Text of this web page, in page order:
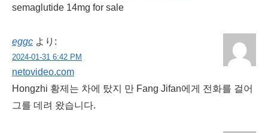
semaglutide 14mg for sale
eggc より:
2024-01-31 6:42 PM
netovideo.com
Hongzhi 황제는 차에 탔지 만 Fang Jifan에게 전화를 걸어
그를 데려 왔습니다.